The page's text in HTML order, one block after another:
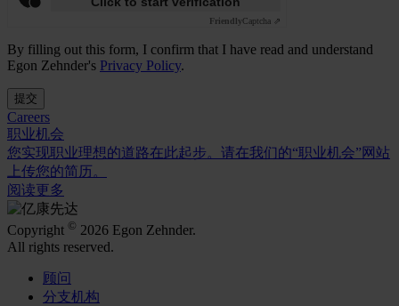
FriendlyCaptcha ⇗
By filling out this form, I confirm that I have read and understand
Egon Zehnder's Privacy Policy.
提交
Careers
职业机会
您实现职业理想的道路在此起步。请在我们的“职业机会”网站
上传您的简历。
阅读更多
Copyright © 2026 Egon Zehnder.
All rights reserved.
顾问
分支机构